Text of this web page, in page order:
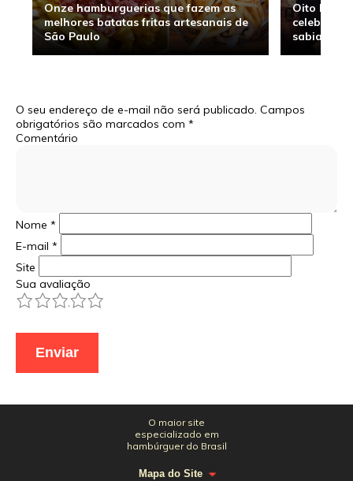
Onze hamburguerias que fazem as
melhores batatas fritas artesanais de
São Paulo
Oito
sabia
O seu endereço de e-mail não será publicado. Campos
obrigatórios são marcados com *
Comentário
Nome *
E-mail *
Site
Sua avaliação
5
4
3
2
O maior site
especializado em
hambúrguer do Brasil
Mapa do Site